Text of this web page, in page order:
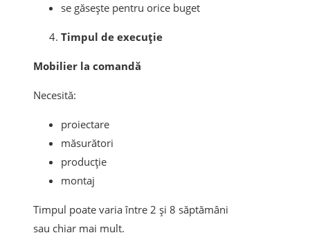
se găsește pentru orice buget
Timpul de execuție
Mobilier la comandă
Necesită:
proiectare
măsurători
producție
montaj
Timpul poate varia între 2 și 8 săptămâni
sau chiar mai mult.